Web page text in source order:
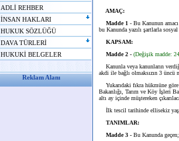
ADLİ REHBER
İNSAN HAKLARI
HUKUK SÖZLÜĞÜ
DAVA TÜRLERİ
HUKUKİ BELGELER
Reklam Alanı
AMAÇ:
Madde 1 - Bu Kanunun
bu Kanunda yazılı şartlarla
KAPSAM:
Madde 2 - (Değişik madde:
Kanunla veya kanunların
akdi ile bağlı olmaksızın 3 üncü
Yukarıdaki fıkra hükmüne
Bakanlığı, Tarım ve Köy İşleri
altı ay içinde müştereken
İlk tescil tarihinde ellisekiz
TANIMLAR:
Madde 3 - Bu Kanunda geçen;